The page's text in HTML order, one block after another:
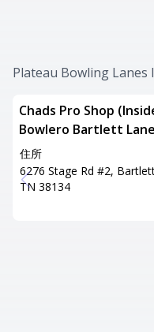
Plateau Bowling Lanes
Chads Pro Shop
Bowlero Bartlett
住所
6276 Stage Rd #2,
TN 38134